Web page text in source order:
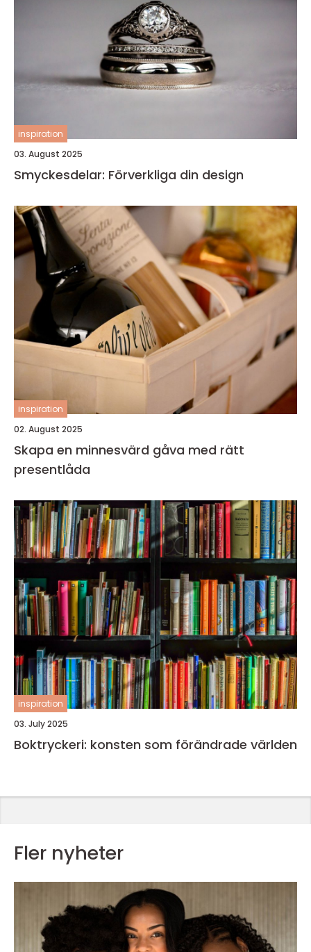
inspiration
03. August 2025
Smyckesdelar: Förverkliga din design
inspiration
02. August 2025
Skapa en minnesvärd gåva med rätt
presentlåda
inspiration
03. July 2025
Boktryckeri: konsten som förändrade världen
Fler nyheter